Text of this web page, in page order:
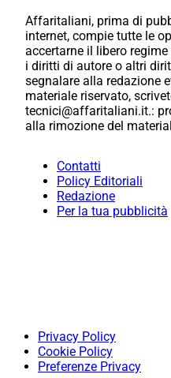
Affaritaliani, prima di
internet, compie tutte le
accertarne il libero
i diritti di autore o altri
segnalare alla redazione
materiale riservato,
tecnici@affaritaliani.it.:
alla rimozione del
Contatti
Policy Editoriali
Redazione
Per la tua pubblicità
Privacy Policy
Cookie Policy
Preferenze Privacy